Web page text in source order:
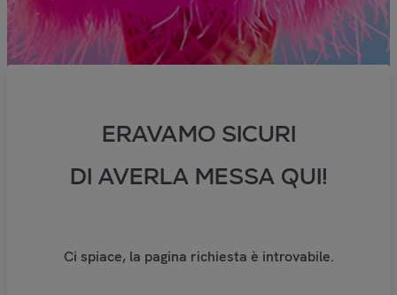
ERAVAMO SICURI
DI AVERLA MESSA QUI!
Ci spiace, la pagina richiesta è introvabile.